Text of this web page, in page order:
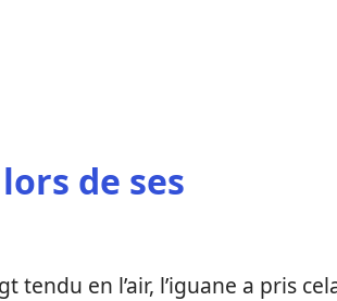
de ses
tendu en l’air, l’iguane a pris